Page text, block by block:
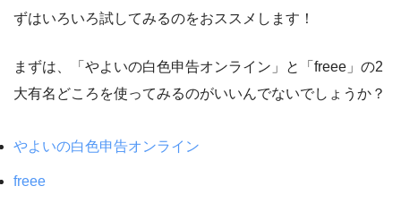
ずはいろいろ試してみるのをおススメします！
まずは、「やよいの白色申告オンライン」と「freee」の2
大有名どころを使ってみるのがいいんでないでしょうか？
やよいの白色申告オンライン
freee